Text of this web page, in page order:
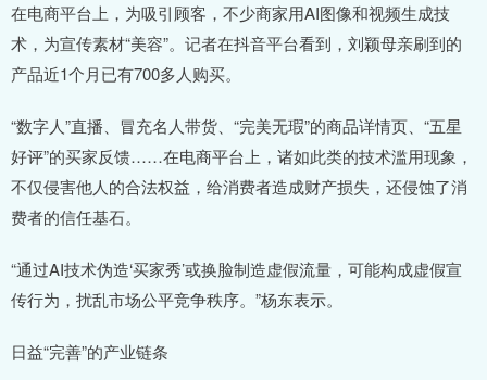
在电商平台上，为吸引顾客，不少商家用AI图像和视频生成技
术，为宣传素材“美容”。记者在抖音平台看到，刘颖母亲刷到的
产品近1个月已有700多人购买。
“数字人”直播、冒充名人带货、“完美无瑕”的商品详情页、“五星
好评”的买家反馈……在电商平台上，诸如此类的技术滥用现象，
不仅侵害他人的合法权益，给消费者造成财产损失，还侵蚀了消
费者的信任基石。
“通过AI技术伪造‘买家秀’或换脸制造虚假流量，可能构成虚假宣
传行为，扰乱市场公平竞争秩序。”杨东表示。
日益“完善”的产业链条